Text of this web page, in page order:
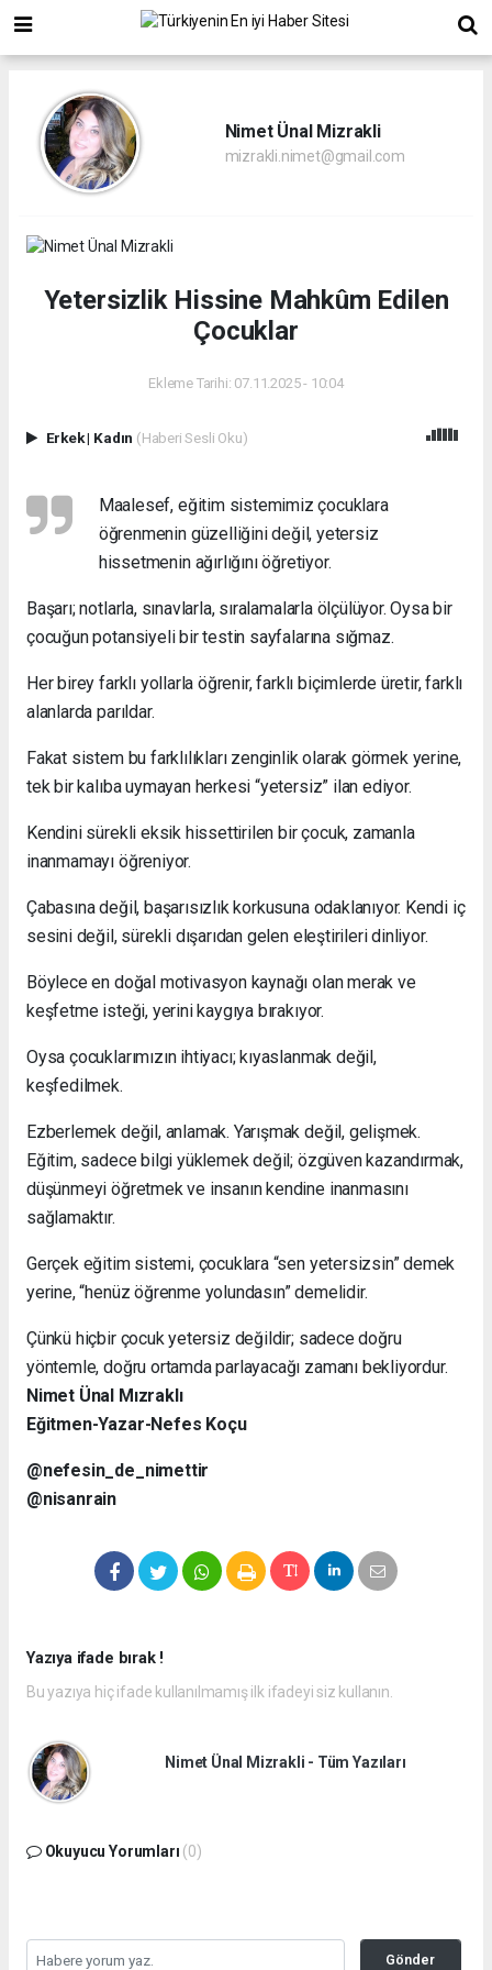
Nimet Ünal Mizrakli
mizrakli.nimet@gmail.com
Yetersizlik Hissine Mahkûm Edilen
Çocuklar
Ekleme Tarihi: 07.11.2025 - 10:04
Erkek| Kadın (Haberi Sesli Oku)
Maalesef, eğitim sistemimiz çocuklara
öğrenmenin güzelliğini değil, yetersiz
hissetmenin ağırlığını öğretiyor.
Başarı; notlarla, sınavlarla, sıralamalarla ölçülüyor. Oysa bir
çocuğun potansiyeli bir testin sayfalarına sığmaz.
Her birey farklı yollarla öğrenir, farklı biçimlerde üretir, farklı
alanlarda parıldar.
Fakat sistem bu farklılıkları zenginlik olarak görmek yerine,
tek bir kalıba uymayan herkesi “yetersiz” ilan ediyor.
Kendini sürekli eksik hissettirilen bir çocuk, zamanla
inanmamayı öğreniyor.
Çabasına değil, başarısızlık korkusuna odaklanıyor. Kendi iç
sesini değil, sürekli dışarıdan gelen eleştirileri dinliyor.
Böylece en doğal motivasyon kaynağı olan merak ve
keşfetme isteği, yerini kaygıya bırakıyor.
Oysa çocuklarımızın ihtiyacı; kıyaslanmak değil,
keşfedilmek.
Ezberlemek değil, anlamak. Yarışmak değil, gelişmek.
Eğitim, sadece bilgi yüklemek değil; özgüven kazandırmak,
düşünmeyi öğretmek ve insanın kendine inanmasını
sağlamaktır.
Gerçek eğitim sistemi, çocuklara “sen yetersizsin” demek
yerine, “henüz öğrenme yolundasın” demelidir.
Çünkü hiçbir çocuk yetersiz değildir; sadece doğru
yöntemle, doğru ortamda parlayacağı zamanı bekliyordur.
Nimet Ünal Mızraklı
Eğitmen-Yazar-Nefes Koçu
@nefesin_de_nimettir
@nisanrain
Yazıya ifade bırak !
Bu yazıya hiç ifade kullanılmamış ilk ifadeyi siz kullanın.
Nimet Ünal Mizrakli - Tüm Yazıları
Okuyucu Yorumları (0)
Gönder